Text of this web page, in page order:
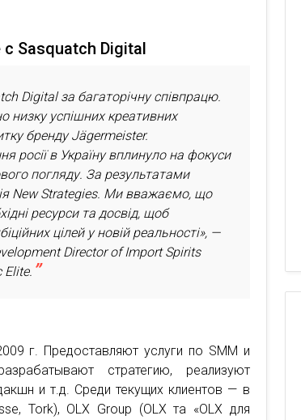
Sasquatch Digital
Digital за багаторічну співпрацю.
низку успішних креативних
бренду Jägermeister.
росії в Україну вплинуло на фокуси
погляду. За результатами
New Strategies. Ми вважаємо, що
ресурси та досвід, щоб
цілей у новій реальності», —
Director of Import Spirits
Elite.
г. Предоставляют услуги по SMM и
стратегию, реализуют
и т.д. Среди текущих клиентов — в
Tork), OLX Group (OLX та «OLX для